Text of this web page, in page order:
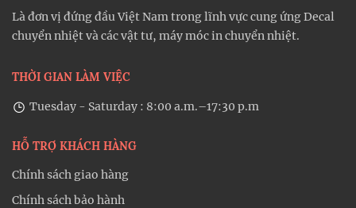
Là đơn vị đứng đầu Việt Nam trong lĩnh vực cung ứng Decal
chuyển nhiệt và các vật tư, máy móc in chuyển nhiệt.
THỜI GIAN LÀM VIỆC
Tuesday - Saturday : 8:00 a.m.–17:30 p.m
HỖ TRỢ KHÁCH HÀNG
Chính sách giao hàng
Chính sách bảo hành